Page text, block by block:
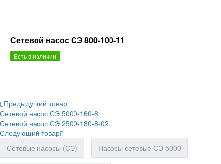
Сетевой насос СЭ 800-100-11
Есть в наличии
Предыдущий товар
Сетевой насос СЭ 5000-160-8
Сетевой насос СЭ 2500-180-8-02
Следующий товар
Сетевые насосы (СЭ)
Насосы сетевые СЭ 5000